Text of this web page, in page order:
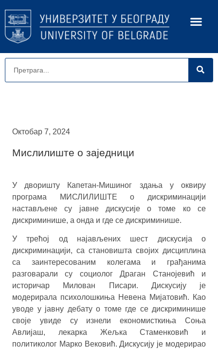
Октобар 7, 2024
Мислилиште о заједници
У дворишту Капетан-Мишиног здања у оквиру
програма МИСЛИЛИШТЕ о дискриминацији
настављене су јавне дискусије о томе ко се
дискриминише, а онда и где се дискриминише.
У трећој од најављених шест дискусија о
дискриминацији, са становишта својих дисциплина
са заинтересованим колегама и грађанима
разговарали су социолог Драган Станојевић и
историчар Милован Писари. Дискусију је
модерирала психолошкиња Невена Мијатовић. Као
уводе у јавну дебату о томе где се дискриминише
своје увиде су изнели економисткиња Соња
Авлијаш, лекарка Жељка Стаменковић и
политиколог Марко Вековић. Дискусију је модерирао